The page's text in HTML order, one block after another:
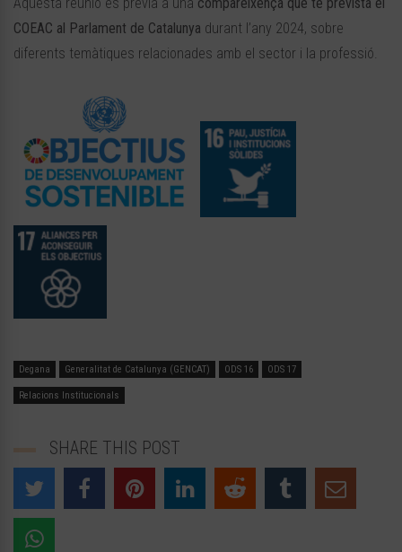
COEAC al Parlament de Catalunya durant l’any 2024, sobre
diferents temàtiques relacionades amb el sector i la professió.
Degana Generalitat de Catalunya (GENCAT) ODS 16 ODS 17
Relacions Institucionals
SHARE THIS POST